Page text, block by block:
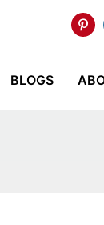
BLOGS